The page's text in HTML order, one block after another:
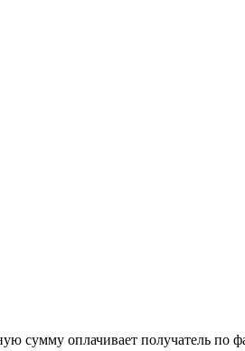
сумму оплачивает получатель по